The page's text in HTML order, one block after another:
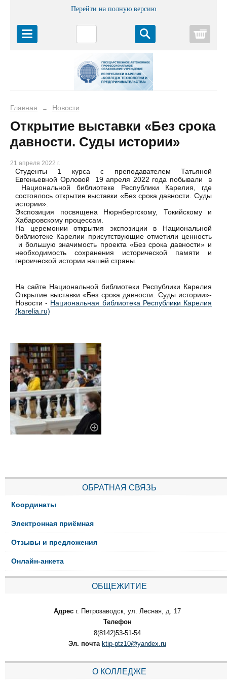
Перейти на полную версию
Главная → Новости
Открытие выставки «Без срока
давности. Суды истории»
21 апреля 2022 г.
Студенты 1 курса с преподавателем Татьяной
Евгеньевной Орловой 19 апреля 2022 года побывали в
Национальной библиотеке Республики Карелия, где
состоялось открытие выставки «Без срока давности. Суды
истории».
Экспозиция посвящена Нюрнбергскому, Токийскому и
Хабаровскому процессам.
На церемонии открытия экспозиции в Национальной
библиотеке Карелии присутствующие отметили ценность
и большую значимость проекта «Без срока давности» и
необходимость сохранения исторической памяти и
героической истории нашей страны.
На сайте Национальной библиотеки Республики Карелия
Открытие выставки «Без срока давности. Суды истории»-
Новости - Национальная библиотека Республики Карелия
(karelia.ru)
ОБРАТНАЯ СВЯЗЬ
Координаты
Электронная приёмная
Отзывы и предложения
Онлайн-анкета
ОБЩЕЖИТИЕ
Адрес г. Петрозаводск, ул. Лесная, д. 17
Телефон
8(8142)53-51-54
Эл. почта ktip-ptz10@yandex.ru
О КОЛЛЕДЖЕ